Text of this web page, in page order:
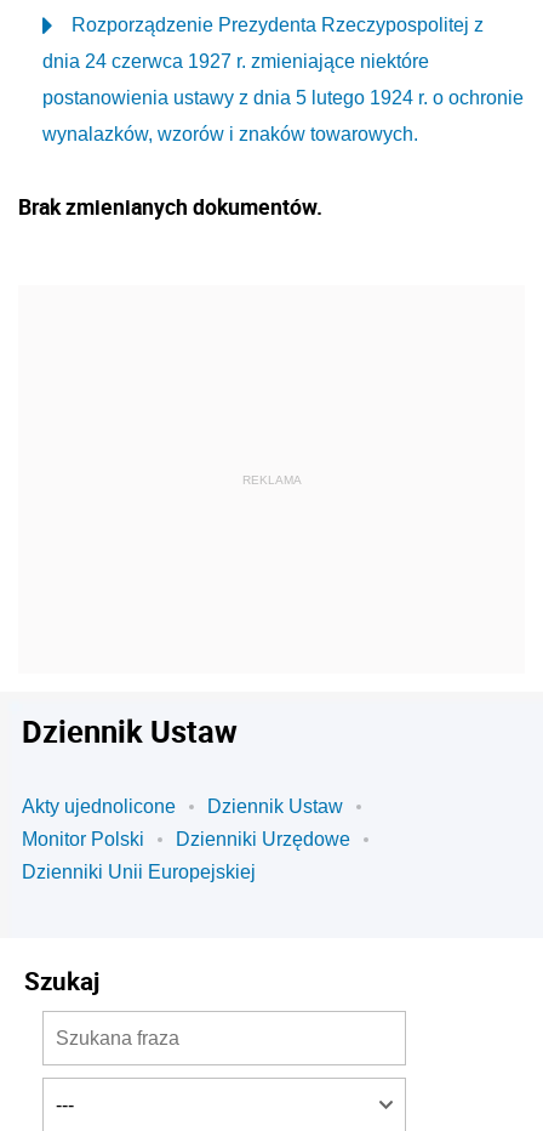
Rozporządzenie Prezydenta Rzeczypospolitej z
dnia 24 czerwca 1927 r. zmieniające niektóre
postanowienia ustawy z dnia 5 lutego 1924 r. o ochronie
wynalazków, wzorów i znaków towarowych.
Brak zmienianych dokumentów.
Dziennik Ustaw
Akty ujednolicone
Dziennik Ustaw
Monitor Polski
Dzienniki Urzędowe
Dzienniki Unii Europejskiej
Szukaj